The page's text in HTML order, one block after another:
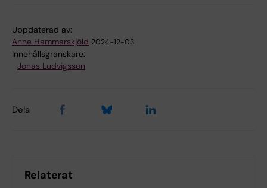
Uppdaterad av:
Anne Hammarskjöld 2024-12-03
Innehållsgranskare:
Jonas Ludvigsson
Dela
Relaterat